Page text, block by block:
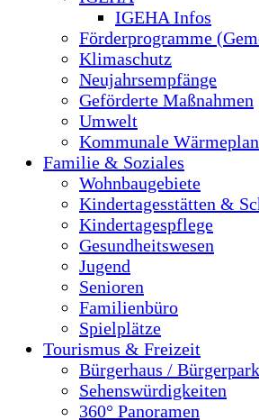
IGEHA Infos
Förderprogramme
Klimaschutz
Neujahrsempfänge
Geförderte Maßnahmen
Umwelt
Kommunale
Familie & Soziales
Wohnbaugebiete
Kindertagesstätten &
Kindertagespflege
Gesundheitswesen
Jugend
Senioren
Familienbüro
Spielplätze
Tourismus & Freizeit
Bürgerhaus / Bürgerpark
Sehenswürdigkeiten
360° Panoramen